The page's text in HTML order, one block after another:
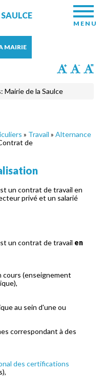
MENU
MAIRIE
Mairie de la Saulce
» Travail » Alternance
de
un contrat de travail en
privé et un salarié
un contrat de travail en
cours (enseignement
au sein d'une ou
correspondant à des
des certifications